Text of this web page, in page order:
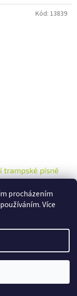
procházením
Více
trampské písně
Skladem
Kód: 13839